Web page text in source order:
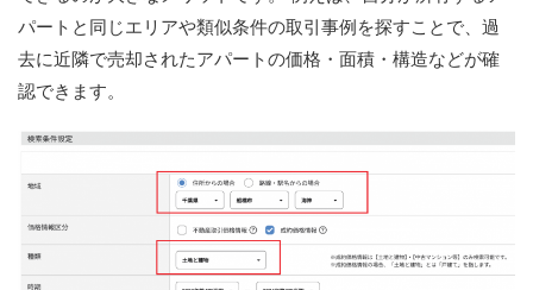
パートと同じエリアや類似条件の取引事例を探すことで、過
去に近隣で売却されたアパートの価格・面積・構造などが確
認できます。